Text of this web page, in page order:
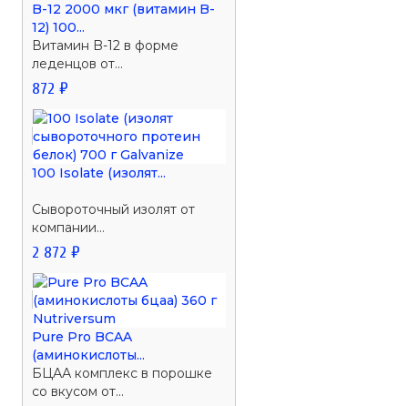
B-12 2000 мкг (витамин B-
12) 100...
Витамин B-12 в форме
леденцов от...
872 ₽
100 Isolate (изолят...
Сывороточный изолят от
компании...
2 872 ₽
Pure Pro BCAA
(аминокислоты...
БЦАА комплекс в порошке
со вкусом от...